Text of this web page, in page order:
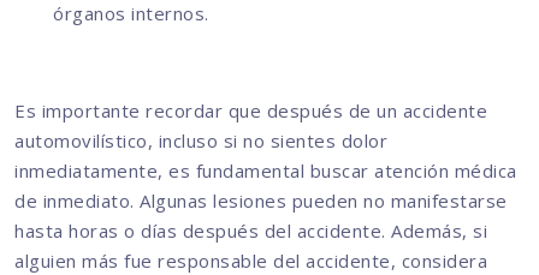
órganos internos.
Es importante recordar que después de un accidente
automovilístico, incluso si no sientes dolor
inmediatamente, es fundamental buscar atención médica
de inmediato. Algunas lesiones pueden no manifestarse
hasta horas o días después del accidente. Además, si
alguien más fue responsable del accidente, considera